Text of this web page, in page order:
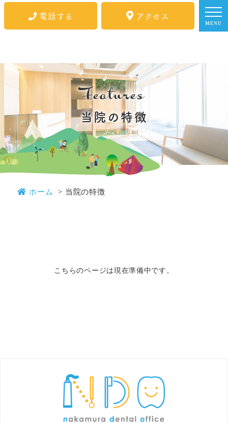
電話する アクセス
MENU
Features
当院の特徴
ホーム 当院の特徴
こちらのページは現在準備中です。